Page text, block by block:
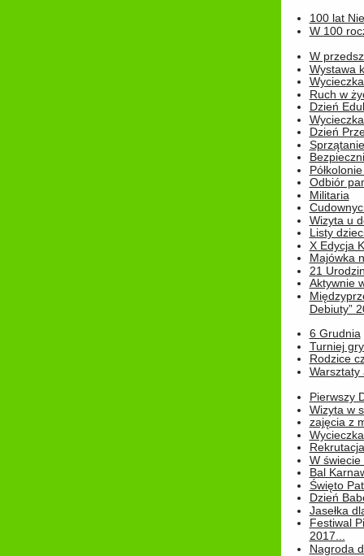
100 lat
W 100
W
Wystawa
Ruch w
Dzień
Dzień
Odbiór
Militaria
Wizyta u
Listy
X Edycja
Majówka
21
Aktywnie
Debiuty”
6 Grudnia
Turniej
Rodzice
Warsztaty
Pierwszy
Wizyta w
zajęcia z
W świecie
Bal
Święto
Dzień
Jasełka
Festiwal
2017...
Nagroda